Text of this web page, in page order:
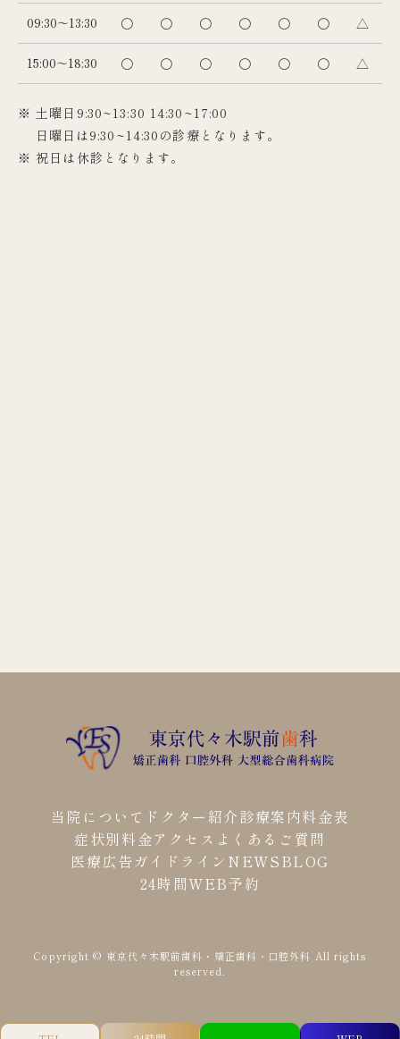
09:30～13:30 〇 〇 〇 〇 〇 〇 △
15:00～18:30 〇 〇 〇 〇 〇 〇 △
※ 土曜日9:30~13:30 14:30~17:00
日曜日は9:30~14:30の診療となります。
※ 祝日は休診となります。
当院について ドクター紹介診療案内料金表
症状別料金アクセス よくあるご質問
医療広告ガイドライン NEWSBLOG
24時間WEB予約
Copyright © 東京代々木駅前歯科・矯正歯科・口腔外科 All rights
reserved.